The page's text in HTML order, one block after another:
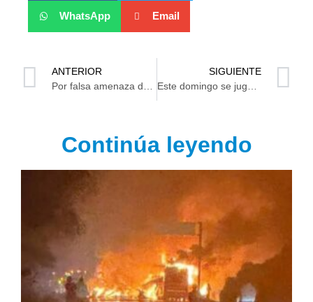
WhatsApp Email
ANTERIOR
Por falsa amenaza de bomba evacúan la Torre Eiffel
SIGUIENTE
Este domingo se jugarán semifinales del Primer Torneo Municipal de Futbol Soccer Centro 2023
Continúa leyendo